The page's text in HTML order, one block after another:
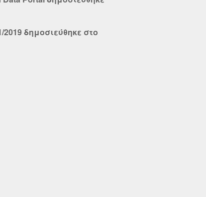
δημοσιεύθηκε στο